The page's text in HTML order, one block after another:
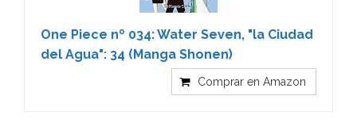
One Piece nº 034: Water Seven, "la Ciudad
del Agua": 34 (Manga Shonen)
Comprar en Amazon